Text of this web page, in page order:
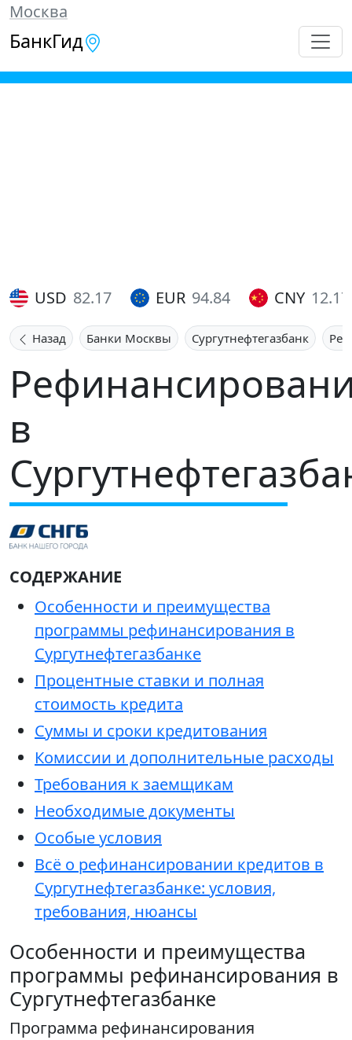
Москва
БанкГид
USD 82.17 EUR 94.84 CNY 12.17
Назад Банки Москвы Сургутнефтегазбанк
в
СОДЕРЖАНИЕ
Особенности и преимущества
программы рефинансирования в
Сургутнефтегазбанке
Процентные ставки и полная
стоимость кредита
Суммы и сроки кредитования
Комиссии и дополнительные расходы
Требования к заемщикам
Необходимые документы
Особые условия
Всё о рефинансировании кредитов в
Сургутнефтегазбанке: условия,
требования, нюансы
Особенности и преимущества
программы рефинансирования в
Сургутнефтегазбанке
Программа рефинансирования